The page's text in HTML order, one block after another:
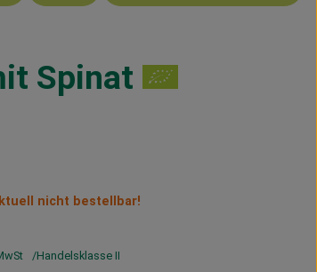
Spinat
nicht bestellbar!
Handelsklasse II